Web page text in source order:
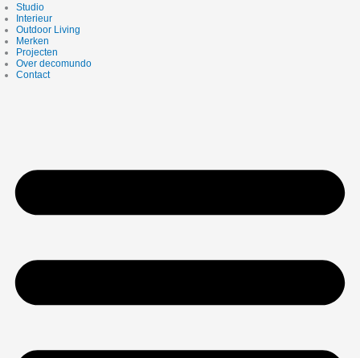
Studio
Interieur
Outdoor Living
Merken
Projecten
Over decomundo
Contact